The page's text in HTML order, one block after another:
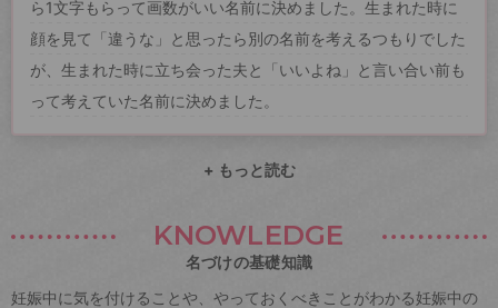
ら1文字もらって画数がいい名前に決めました。生まれた時に
顔を見て「違うな」と思ったら別の名前を考えるつもりでした
が、生まれた時に立ち会った夫と「いいよね」と言い合い前も
って考えていた名前に決めました。
+ もっと読む
KNOWLEDGE
名づけの基礎知識
妊娠中に気を付けることや、やっておくべきことがわかる妊娠中の